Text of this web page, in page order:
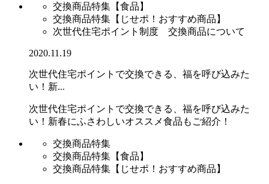
交換商品特集【食品】
交換商品特集【じせポ！おすすめ商品】
次世代住宅ポイント制度 交換商品について
2020.11.19
次世代住宅ポイントで交換できる、福を呼び込みた
い！新...
次世代住宅ポイントで交換できる、福を呼び込みた
い！新春にふさわしいオススメ食品もご紹介！
交換商品特集
交換商品特集【食品】
交換商品特集【じせポ！おすすめ商品】